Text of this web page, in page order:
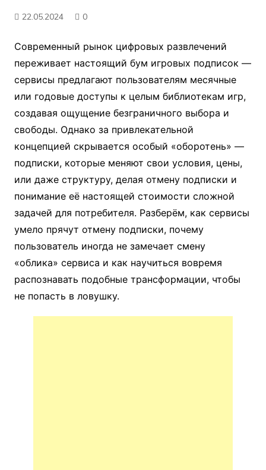
22.05.2024 0
Современный рынок цифровых развлечений
переживает настоящий бум игровых подписок —
сервисы предлагают пользователям месячные
или годовые доступы к целым библиотекам игр,
создавая ощущение безграничного выбора и
свободы. Однако за привлекательной
концепцией скрывается особый «оборотень» —
подписки, которые меняют свои условия, цены,
или даже структуру, делая отмену подписки и
понимание её настоящей стоимости сложной
задачей для потребителя. Разберём, как сервисы
умело прячут отмену подписки, почему
пользователь иногда не замечает смену
«облика» сервиса и как научиться вовремя
распознавать подобные трансформации, чтобы
не попасть в ловушку.